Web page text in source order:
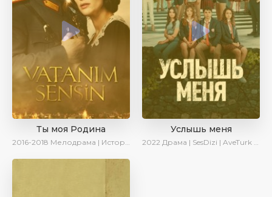
Ты моя Родина
2016-2018 Мелодрама | Исторический | Военный | Turok1990
Услышь меня
2022 Драма | SesDizi | AveTurk | Turok1990